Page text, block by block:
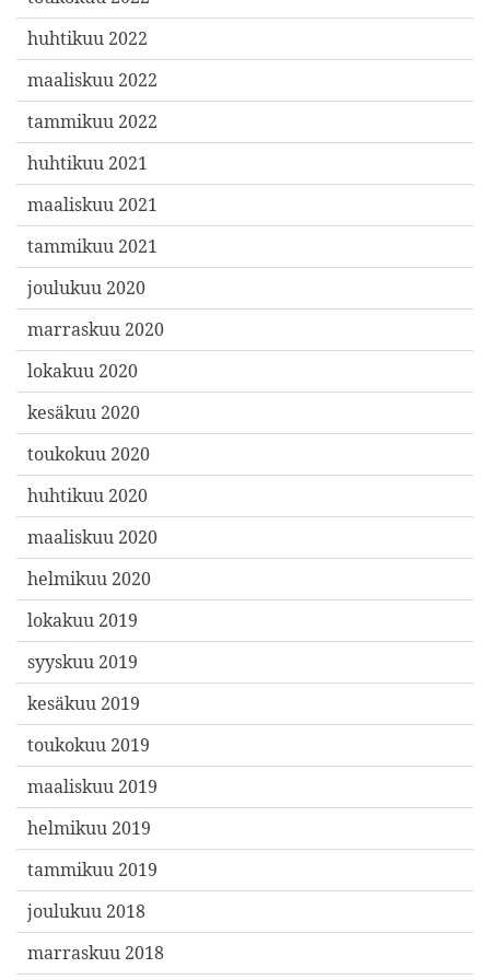
huhtikuu 2022
maaliskuu 2022
tammikuu 2022
huhtikuu 2021
maaliskuu 2021
tammikuu 2021
joulukuu 2020
marraskuu 2020
lokakuu 2020
kesäkuu 2020
toukokuu 2020
huhtikuu 2020
maaliskuu 2020
helmikuu 2020
lokakuu 2019
syyskuu 2019
kesäkuu 2019
toukokuu 2019
maaliskuu 2019
helmikuu 2019
tammikuu 2019
joulukuu 2018
marraskuu 2018